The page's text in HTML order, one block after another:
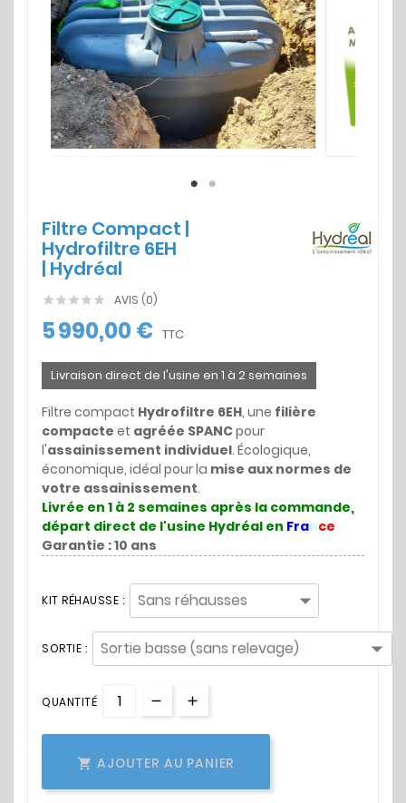
Filtre Compact |
Hydrofiltre 6EH
| Hydréal
     AVIS (0)
5 990,00 € TTC
Livraison direct de l'usine en 1 à 2 semaines
Filtre compact Hydrofiltre 6EH, une filière
compacte et agréée SPANCpour
l'assainissement individuel. Écologique,
économique, idéal pour la mise aux normes de
votre assainissement.
Livrée en 1 à 2 semaines après la commande,
départ direct de l'usine Hydréal en France
Garantie : 10 ans
KIT RÉHAUSSE :
SORTIE :
QUANTITÉ
 AJOUTER AU PANIER